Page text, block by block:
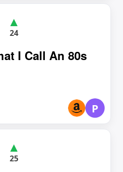
▲
24
I Call An 80s
P
▲
25